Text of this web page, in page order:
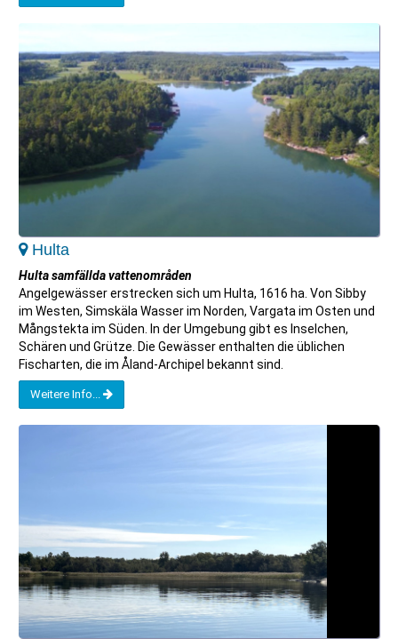
Hulta
Hulta samfällda vattenområden
Angelgewässer erstrecken sich um Hulta, 1616 ha. Von Sibby
im Westen, Simskäla Wasser im Norden, Vargata im Osten und
Mångstekta im Süden. In der Umgebung gibt es Inselchen,
Schären und Grütze. Die Gewässer enthalten die üblichen
Fischarten, die im Åland-Archipel bekannt sind.
Weitere Info...